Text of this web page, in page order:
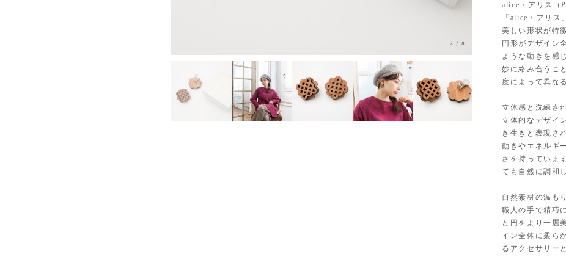
3 /8
alice / アリス（
「alice / アリス
美しい形状が特
円形がデザイン
ような動きを感
妙に絡み合うこ
度によって異な
立体感と洗練さ
立体的なデザイ
き生きと表現さ
動きやエネルギ
さを持っていま
ても自然に調和
自然素材の温も
職人の手で精巧
と円をより一層
イン全体に柔ら
るアクセサリー